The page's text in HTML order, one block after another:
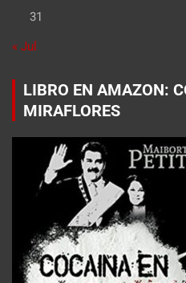
31
« Jul
LIBRO EN AMAZON:
MIRAFLORES